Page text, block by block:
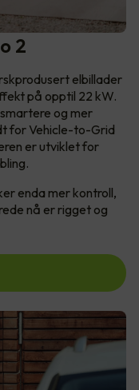
2
elbillader
på opptil 22 kW.
og mer
for Vehicle-to-Grid
er utviklet for
enda mer kontroll,
nå er rigget og